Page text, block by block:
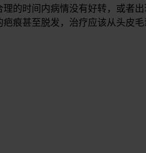
的时间内病情没有好转，或者
痕甚至脱发，治疗应该从头皮毛